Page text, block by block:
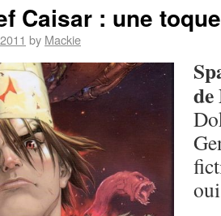
Caisar : une
by Mackie